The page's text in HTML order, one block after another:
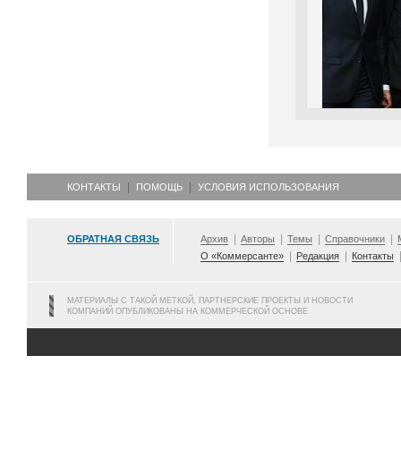
КОНТАКТЫ ПОМОЩЬ УСЛОВИЯ ИСПОЛЬЗОВАНИЯ
ОБРАТНАЯ СВЯЗЬ Архив Авторы Темы Справочники
О «Коммерсанте»
Редакция Контакты
МАТЕРИАЛЫ С ТАКОЙ МЕТКОЙ, ПАРТНЕРСКИЕ ПРОЕКТЫ И НОВОСТИ
КОМПАНИЙ ОПУБЛИКОВАНЫ НА КОММЕРЧЕСКОЙ ОСНОВЕ